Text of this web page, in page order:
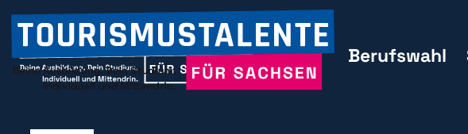
Berufswahl